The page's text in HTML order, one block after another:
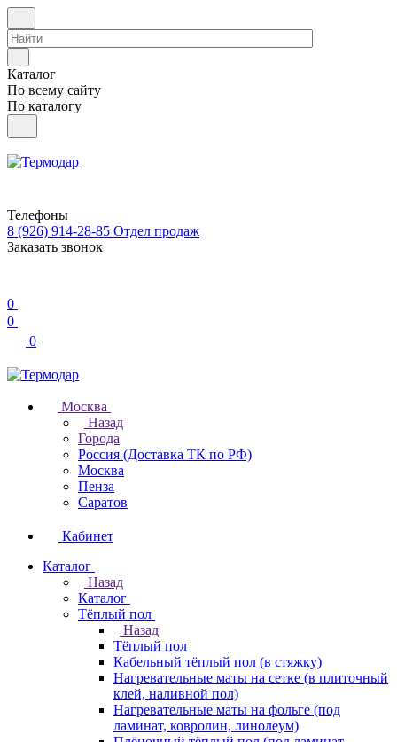
Каталог
По всему сайту
По каталогу
Телефоны
8 (926) 914-28-85 Отдел продаж
Заказать звонок
0
0
0
Москва
Назад
Города
Россия (Доставка ТК по РФ)
Москва
Пенза
Саратов
Кабинет
Каталог
Назад
Каталог
Тёплый пол
Назад
Тёплый пол
Кабельный тёплый пол (в стяжку)
Нагревательные маты на сетке (в плиточный
клей, наливной пол)
Нагревательные маты на фольге (под
ламинат, ковролин, линолеум)